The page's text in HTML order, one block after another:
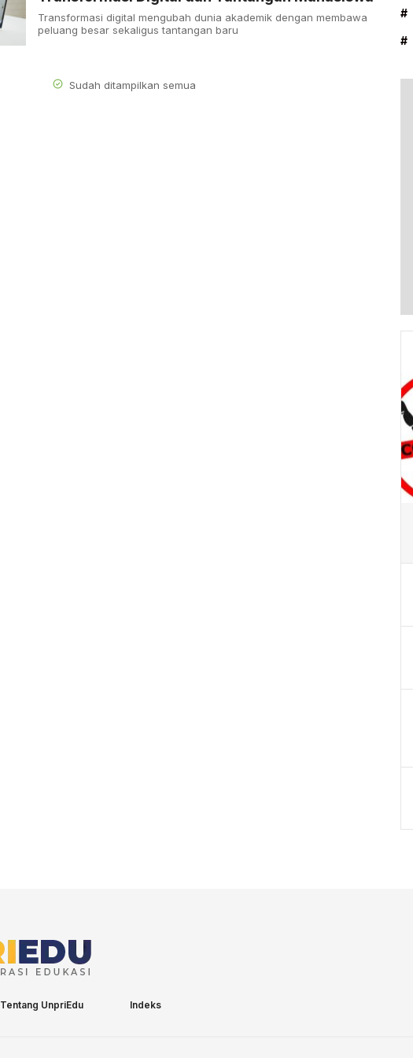
Transformasi digital mengubah dunia akademik dengan membawa
peluang besar sekaligus tantangan baru
Sudah ditampilkan semua
#
#
Tentang UnpriEdu Indeks